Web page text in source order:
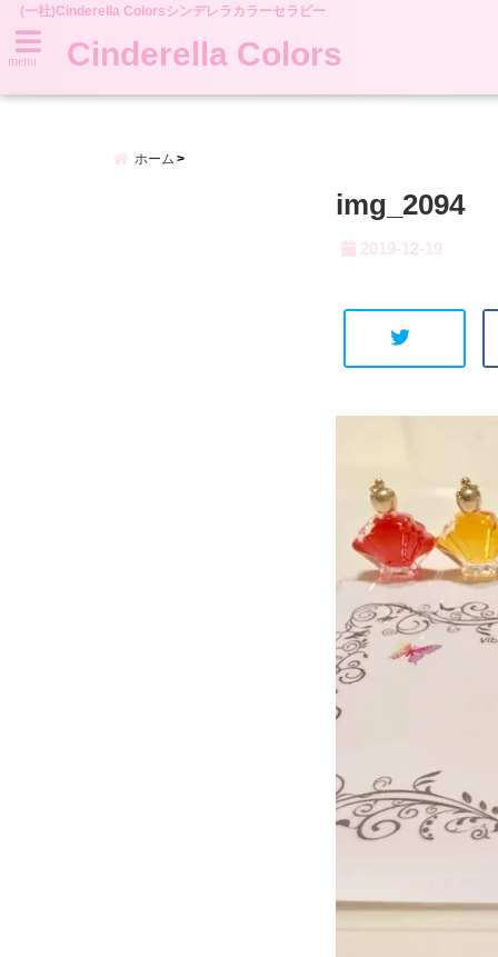
(一社)Cinderella Colorsシンデレラカラーセラピー
menu Cinderella Colors
ホーム
img_2094
2019-12-19